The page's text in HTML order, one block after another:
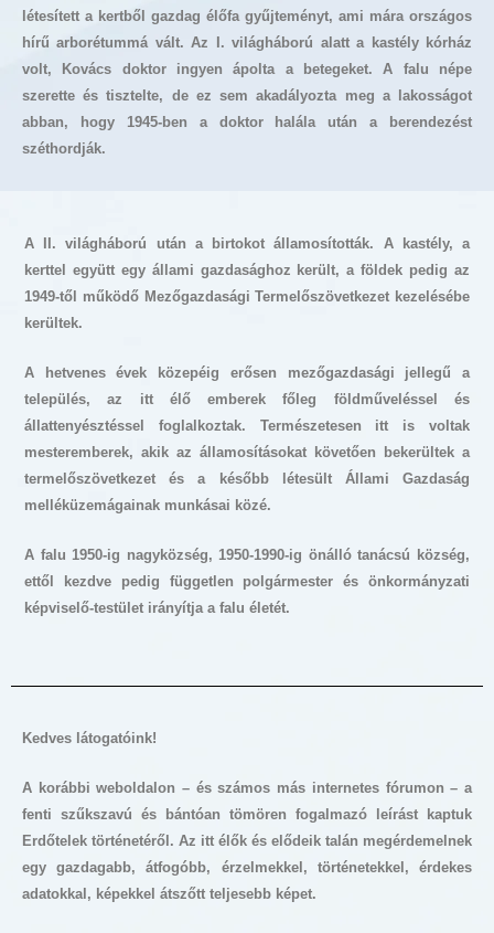
létesített a kertből gazdag élőfa gyűjteményt, ami mára országos
hírű arborétummá vált. Az I. világháború alatt a kastély kórház
volt, Kovács doktor ingyen ápolta a betegeket. A falu népe
szerette és tisztelte, de ez sem akadályozta meg a lakosságot
abban, hogy 1945-ben a doktor halála után a berendezést
széthordják.
A II. világháború után a birtokot államosították. A kastély, a
kerttel együtt egy állami gazdasághoz került, a földek pedig az
1949-től működő Mezőgazdasági Termelőszövetkezet kezelésébe
kerültek.
A hetvenes évek közepéig erősen mezőgazdasági jellegű a
település, az itt élő emberek főleg földműveléssel és
állattenyésztéssel foglalkoztak. Természetesen itt is voltak
mesteremberek, akik az államosításokat követően bekerültek a
termelőszövetkezet és a később létesült Állami Gazdaság
melléküzemágainak munkásai közé.
A falu 1950-ig nagyközség, 1950-1990-ig önálló tanácsú község,
ettől kezdve pedig független polgármester és önkormányzati
képviselő-testület irányítja a falu életét.
Kedves látogatóink!
A korábbi weboldalon – és számos más internetes fórumon – a
fenti szűkszavú és bántóan tömören fogalmazó leírást kaptuk
Erdőtelek történetéről. Az itt élők és elődeik talán megérdemelnek
egy gazdagabb, átfogóbb, érzelmekkel, történetekkel, érdekes
adatokkal, képekkel átszőtt teljesebb képet.